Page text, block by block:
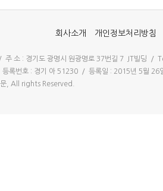
회사소개 개인정보처리방침
주 소 : 경기도 광명시 원광명로 37번길 7 JT빌딩
등록번호 : 경기 아 51230 / 등록일 : 2015년 5월
, All rights Reserved.